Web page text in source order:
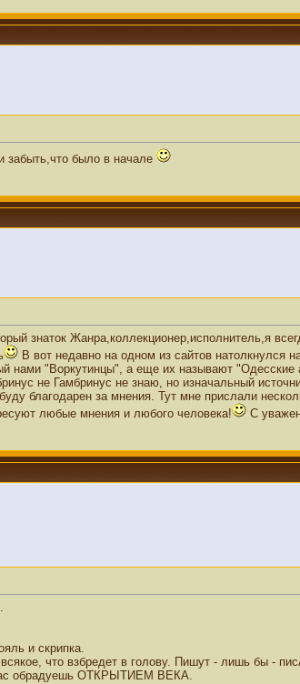
забыть,что было в начале
знаток Жанра,коллекционер,исполнитель,я
В вот недавно на одном из сайтов натолкнулся
нами "Воркутинцы", а еще их называют
не Гамбринус не знаю, но изначальный
благодарен за мнения. Тут мне прислали
любые мнения и любого человека!
С
и скрипка.
что взбредет в голову. Пишут - лишь бы -
обрадуешь ОТКРЫТИЕМ ВЕКА.